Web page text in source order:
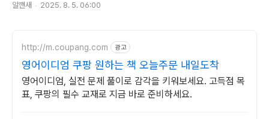
알깬새 2025. 8. 5. 06:00
http://m.coupang.com 광고
영어이디엄 쿠팡 원하는 책 오늘주문 내일도착
영어이디엄, 실전 문제 풀이로 감각을 키워보세요. 고득점 목
표, 쿠팡의 필수 교재로 지금 바로 준비하세요.